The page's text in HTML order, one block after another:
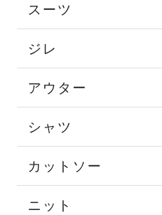
スーツ
ジレ
アウター
シャツ
カットソー
ニット